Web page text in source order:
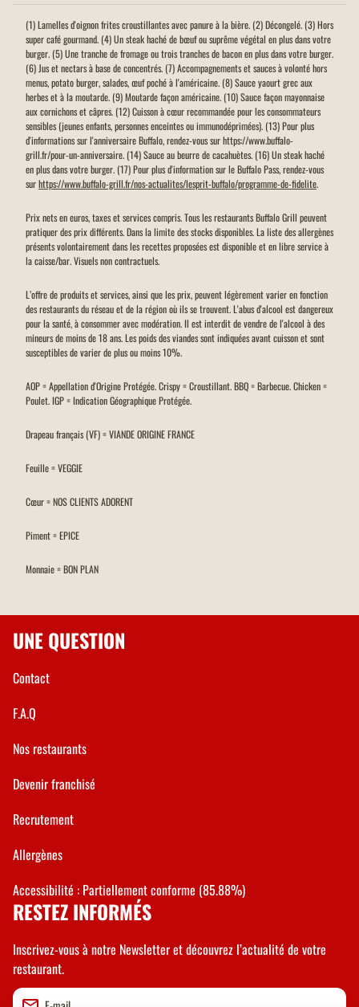
(1) Lamelles d'oignon frites croustillantes avec panure à la bière. (2) Décongelé. (3) Hors
super café gourmand. (4) Un steak haché de bœuf ou suprême végétal en plus dans votre
burger. (5) Une tranche de fromage ou trois tranches de bacon en plus dans votre burger.
(6) Jus et nectars à base de concentrés. (7) Accompagnements et sauces à volonté hors
menus, potato burger, salades, œuf poché à l'américaine. (8) Sauce yaourt grec aux
herbes et à la moutarde. (9) Moutarde façon américaine. (10) Sauce façon mayonnaise
aux cornichons et câpres. (12) Cuisson à cœur recommandée pour les consommateurs
sensibles (jeunes enfants, personnes enceintes ou immunodéprimées). (13) Pour plus
d'informations sur l'anniversaire Buffalo, rendez-vous sur https://www.buffalo-
grill.fr/pour-un-anniversaire. (14) Sauce au beurre de cacahuètes. (16) Un steak haché
en plus dans votre burger. (17) Pour plus d'information sur le Buffalo Pass, rendez-vous
surhttps://www.buffalo-grill.fr/nos-actualites/lesprit-buffalo/programme-de-fidelite.
Prix nets en euros, taxes et services compris. Tous les restaurants Buffalo Grill peuvent
pratiquer des prix différents. Dans la limite des stocks disponibles. La liste des allergènes
présents volontairement dans les recettes proposées est disponible et en libre service à
la caisse/bar. Visuels non contractuels.
L’offre de produits et services, ainsi que les prix, peuvent légèrement varier en fonction
des restaurants du réseau et de la région où ils se trouvent. L'abus d'alcool est dangereux
pour la santé, à consommer avec modération. Il est interdit de vendre de l'alcool à des
mineurs de moins de 18 ans. Les poids des viandes sont indiquées avant cuisson et sont
susceptibles de varier de plus ou moins 10%.
AOP = Appellation d'Origine Protégée. Crispy = Croustillant. BBQ = Barbecue. Chicken =
Poulet. IGP = Indication Géographique Protégée.
Drapeau français (VF) = VIANDE ORIGINE FRANCE
Feuille = VEGGIE
Cœur = NOS CLIENTS ADORENT
Piment = EPICE
Monnaie = BON PLAN
UNE QUESTION
Contact
F.A.Q
Nos restaurants
Devenir franchisé
Recrutement
Allergènes
Accessibilité : Partiellement conforme (85.88%)
RESTEZ INFORMÉS
Inscrivez-vous à notre Newsletter et découvrez l’actualité de votre
restaurant.